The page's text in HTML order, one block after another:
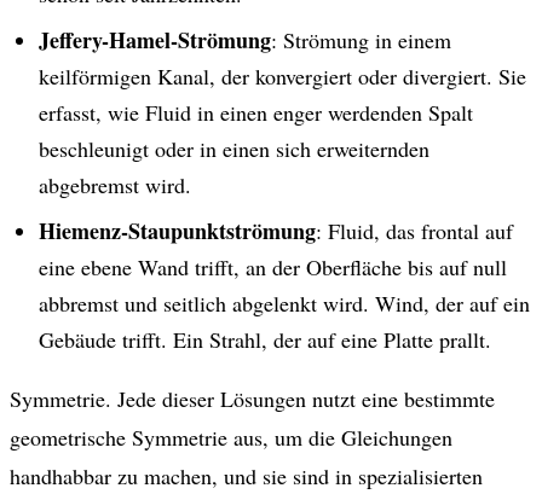
Jeffery-Hamel-Strömung: Strömung in einem
keilförmigen Kanal, der konvergiert oder divergiert. Sie
erfasst, wie Fluid in einen enger werdenden Spalt
beschleunigt oder in einen sich erweiternden
abgebremst wird.
Hiemenz-Staupunktströmung: Fluid, das frontal auf
eine ebene Wand trifft, an der Oberfläche bis auf null
abbremst und seitlich abgelenkt wird. Wind, der auf ein
Gebäude trifft. Ein Strahl, der auf eine Platte prallt.
Symmetrie. Jede dieser Lösungen nutzt eine bestimmte
geometrische Symmetrie aus, um die Gleichungen
handhabbar zu machen, und sie sind in spezialisierten